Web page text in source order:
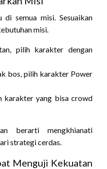
semua misi. Sesuaikan
misi.
pilih karakter dengan
bos, pilih karakter Power
karakter yang bisa crowd
berarti mengkhianati
strategi cerdas.
Menguji Kekuatan